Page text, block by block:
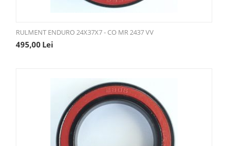
RULMENT ENDURO 24X37X7 - CO MR 2437 VV
495,00 Lei